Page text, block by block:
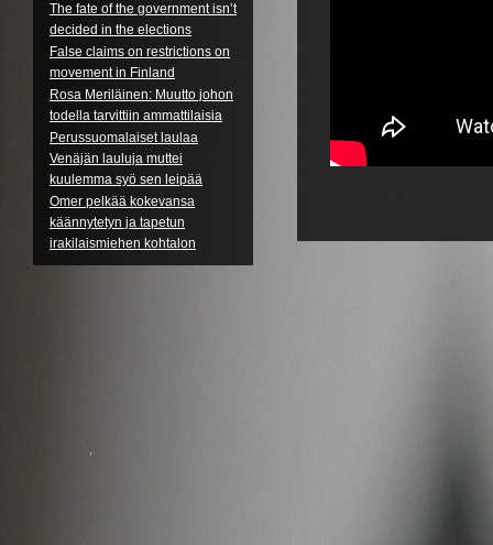
The fate of the government isn’t
decided in the elections
False claims on restrictions on
movement in Finland
Rosa Meriläinen: Muutto johon
todella tarvittiin ammattilaisia
Perussuomalaiset laulaa
Venäjän lauluja muttei
kuulemma syö sen leipää
Omer pelkää kokevansa
käännytetyn ja tapetun
irakilaismiehen kohtalon